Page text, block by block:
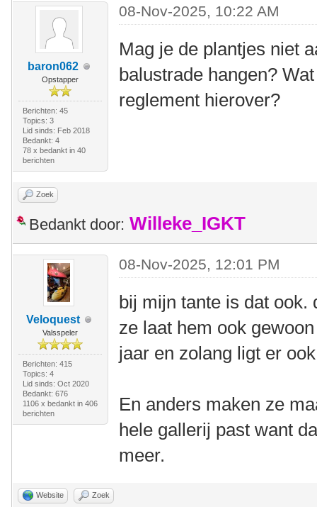
baron062
Opstapper
Berichten: 45
Topics: 3
Lid sinds: Feb 2018
Bedankt: 4
78 x bedankt in 40
berichten
08-Nov-2025, 10:22 AM
Mag je de plantjes niet
balustrade hangen?
reglement hierover?
Zoek
Bedankt door: Willeke_IGKT
Veloquest
Valsspeler
Berichten: 415
Topics: 4
Lid sinds: Oct 2020
Bedankt: 676
1106 x bedankt in 406
berichten
08-Nov-2025, 12:01 PM
bij mijn tante is dat ook.
ze laat hem ook
jaar en zolang ligt er
En anders maken ze
hele gallerij past want
meer.
Website Zoek